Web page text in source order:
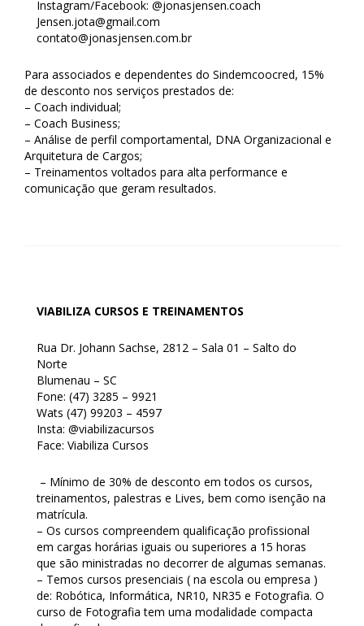
Instagram/Facebook: @jonasjensen.coach
Jensen.jota@gmail.com
contato@jonasjensen.com.br
Para associados e dependentes do Sindemcoocred, 15%
de desconto nos serviços prestados de:
– Coach individual;
– Coach Business;
– Análise de perfil comportamental, DNA Organizacional e
Arquitetura de Cargos;
– Treinamentos voltados para alta performance e
comunicação que geram resultados.
VIABILIZA CURSOS E TREINAMENTOS
Rua Dr. Johann Sachse, 2812 – Sala 01 – Salto do
Norte
Blumenau – SC
Fone: (47) 3285 – 9921
Wats (47) 99203 – 4597
Insta: @viabilizacursos
Face: Viabiliza Cursos
– Mínimo de 30% de desconto em todos os cursos,
treinamentos, palestras e Lives, bem como isenção na
matrícula.
– Os cursos compreendem qualificação profissional
em cargas horárias iguais ou superiores a 15 horas
que são ministradas no decorrer de algumas semanas.
– Temos cursos presenciais ( na escola ou empresa )
de: Robótica, Informática, NR10, NR35 e Fotografia. O
curso de Fotografia tem uma modalidade compacta